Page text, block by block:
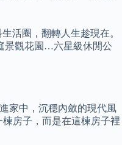
活圈，翻轉人生趁現在。
景觀花園…六星級休閒公
家中，沉穩內斂的現代風
房子，而是在這棟房子裡